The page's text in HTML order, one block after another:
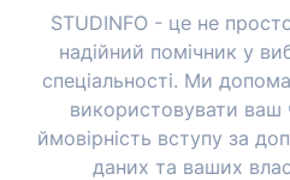
STUDINFO - це не
надійний помічник у
спеціальності. Ми
використовувати ваш
ймовірність вступу за
даних та ваших